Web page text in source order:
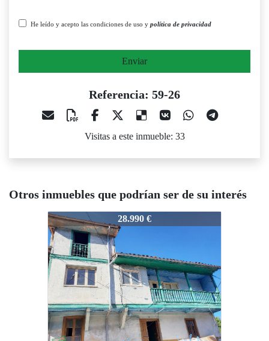
He leído y acepto las condiciones de uso y política de privacidad
Enviar
Referencia: 59-26
Visitas a este inmueble: 33
Otros inmuebles que podrían ser de su interés
59-26
28.990 €